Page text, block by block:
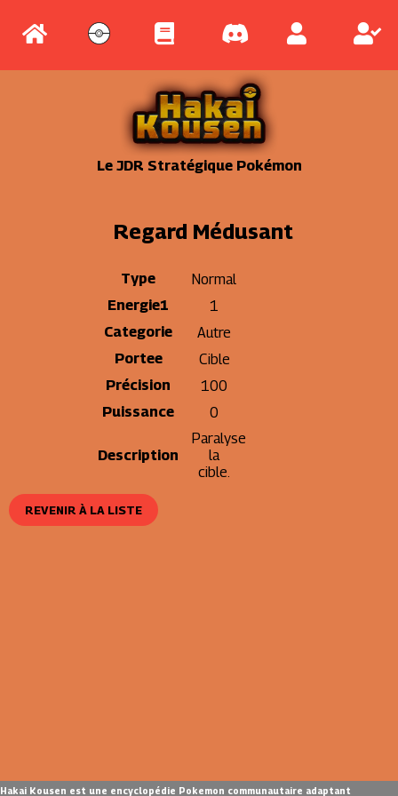
Le JDR Stratégique Pokémon
Regard Médusant
Type
Normal
Energie1
1
Categorie
Autre
Portee
Cible
Précision
100
Puissance
0
Description
Paralyse
la
cible.
REVENIR À LA LISTE
Hakai Kousen est une encyclopédie Pokemon communautaire adaptant